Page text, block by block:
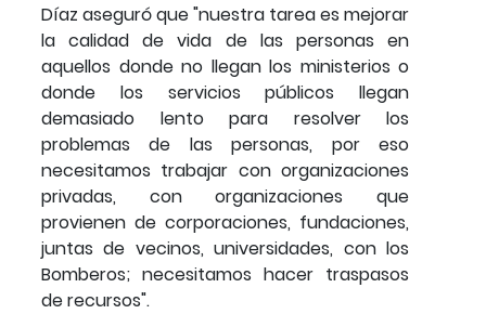
Díaz aseguró que "nuestra tarea es mejorar
la calidad de vida de las personas en
aquellos donde no llegan los ministerios o
donde los servicios públicos llegan
demasiado lento para resolver los
problemas de las personas, por eso
necesitamos trabajar con organizaciones
privadas, con organizaciones que
provienen de corporaciones, fundaciones,
juntas de vecinos, universidades, con los
Bomberos; necesitamos hacer traspasos
de recursos".